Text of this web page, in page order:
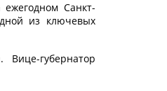
Санкт-
из ключевых
губернатор